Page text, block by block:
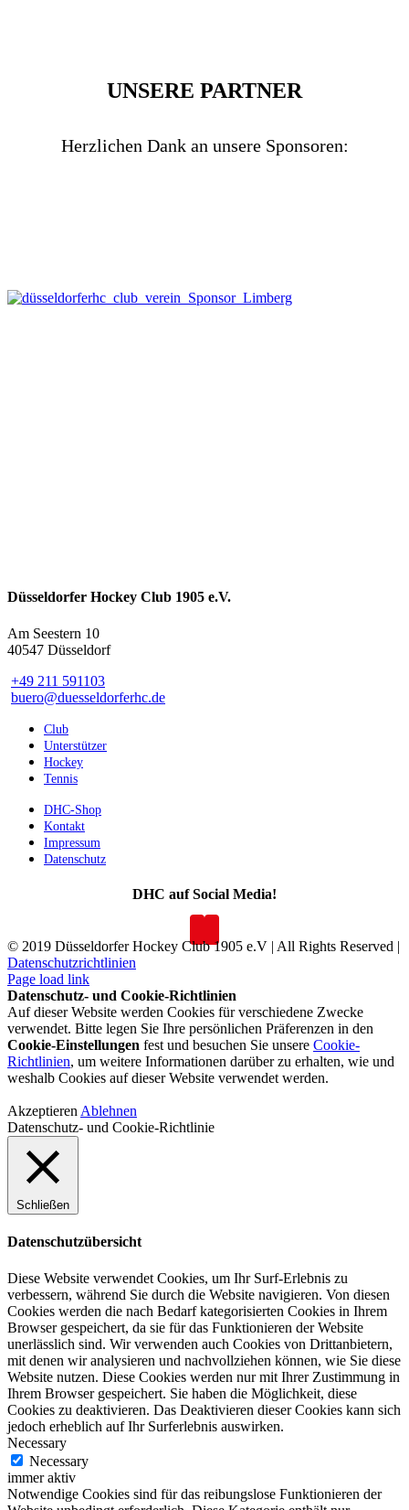
UNSERE PARTNER
Herzlichen Dank an unsere Sponsoren:
Düsseldorfer Hockey Club 1905 e.V.
Am Seestern 10
40547 Düsseldorf
+49 211 591103
buero@duesseldorferhc.de
Club
Unterstützer
Hockey
Tennis
DHC-Shop
Kontakt
Impressum
Datenschutz
DHC auf Social Media!
© 2019 Düsseldorfer Hockey Club 1905 e.V | All Rights Reserved |
Datenschutzrichtlinien
Page load link
Datenschutz- und Cookie-Richtlinien
Auf dieser Website werden Cookies für verschiedene Zwecke
verwendet. Bitte legen Sie Ihre persönlichen Präferenzen in den
Cookie-Einstellungen fest und besuchen Sie unsere Cookie-
Richtlinien, um weitere Informationen darüber zu erhalten, wie und
weshalb Cookies auf dieser Website verwendet werden.
Akzeptieren Ablehnen
Datenschutz- und Cookie-Richtlinie
Schließen
Datenschutzübersicht
Diese Website verwendet Cookies, um Ihr Surf-Erlebnis zu
verbessern, während Sie durch die Website navigieren. Von diesen
Cookies werden die nach Bedarf kategorisierten Cookies in Ihrem
Browser gespeichert, da sie für das Funktionieren der Website
unerlässlich sind. Wir verwenden auch Cookies von Drittanbietern,
mit denen wir analysieren und nachvollziehen können, wie Sie diese
Website nutzen. Diese Cookies werden nur mit Ihrer Zustimmung in
Ihrem Browser gespeichert. Sie haben die Möglichkeit, diese
Cookies zu deaktivieren. Das Deaktivieren dieser Cookies kann sich
jedoch erheblich auf Ihr Surferlebnis auswirken.
Necessary
Necessary
immer aktiv
Notwendige Cookies sind für das reibungslose Funktionieren der